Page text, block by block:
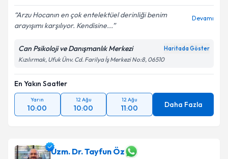
Kişisel verilerimin işlenmesine ilişkin
kapsamda işlenmesini kabul ediyorum.
Arzu Hocanın en çok entelektüel derinliği benim
arayışımı karşılıyor. Kendisine...
Devamı
Can Psikoloji ve Danışmanlık Merkezi Haritada Göster
Kızılırmak, Ufuk Ünv. Cd. Farilya İş Merkezi No:8, 06510
En Yakın Saatler
Yarın
10:00
12 Ağu
10:00
12 Ağu
11:00 Daha Fazla
Uzm. Dr. Tayfun Öz